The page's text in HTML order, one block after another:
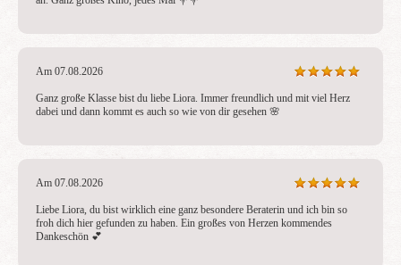
Am 07.08.2026
Ganz große Klasse bist du liebe Liora. Immer freundlich und mit viel Herz
dabei und dann kommt es auch so wie von dir gesehen 🌸
Am 07.08.2026
Liebe Liora, du bist wirklich eine ganz besondere Beraterin und ich bin so
froh dich hier gefunden zu haben. Ein großes von Herzen kommendes
Dankeschön 💕